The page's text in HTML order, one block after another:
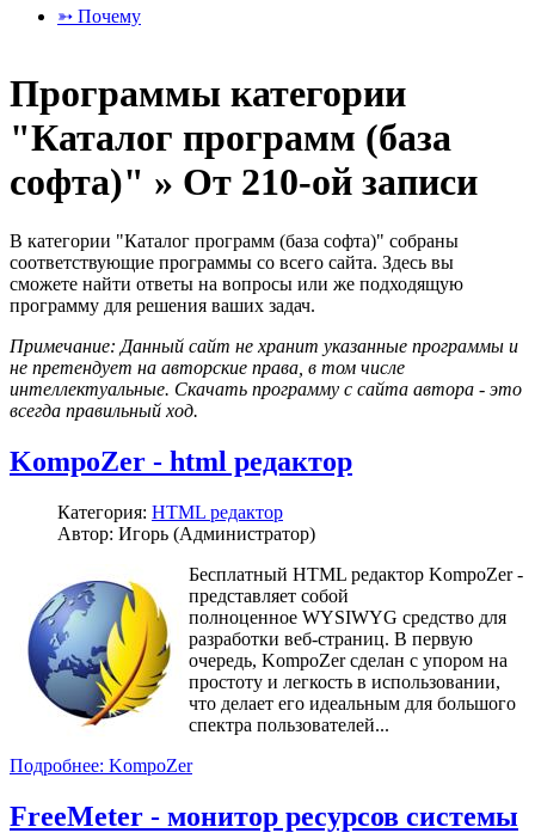
➳ Почему
Программы категории
"Каталог программ (база
софта)" » От 210-ой записи
В категории "Каталог программ (база софта)" собраны
соответствующие программы со всего сайта. Здесь вы
сможете найти ответы на вопросы или же подходящую
программу для решения ваших задач.
Примечание: Данный сайт не хранит указанные программы и
не претендует на авторские права, в том числе
интеллектуальные. Скачать программу с сайта автора - это
всегда правильный ход.
KompoZer - html редактор
Категория: HTML редактор
Автор: Игорь (Администратор)
Бесплатный HTML редактор KompoZer -
представляет собой
полноценное WYSIWYG средство для
разработки веб-страниц. В первую
очередь, KompoZer сделан с упором на
простоту и легкость в использовании,
что делает его идеальным для большого
спектра пользователей...
Подробнее: KompoZer
FreeMeter - монитор ресурсов системы